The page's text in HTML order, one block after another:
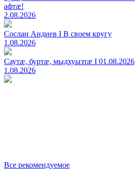
афтӕ!
2.08.2026
Сослан Андиев I В своем кругу
1.08.2026
Саутӕ, буртӕ, мыдхуызтӕ I 01.08.2026
1.08.2026
Все рекомендуемое